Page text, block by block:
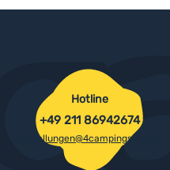
Hotline
+49 211 86942674
bestellungen@4campingshop.de